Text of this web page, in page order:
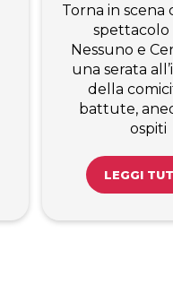
Torna in scena
spettacolo
Nessuno e
una serata
della
battute,
ospiti
LEGGI